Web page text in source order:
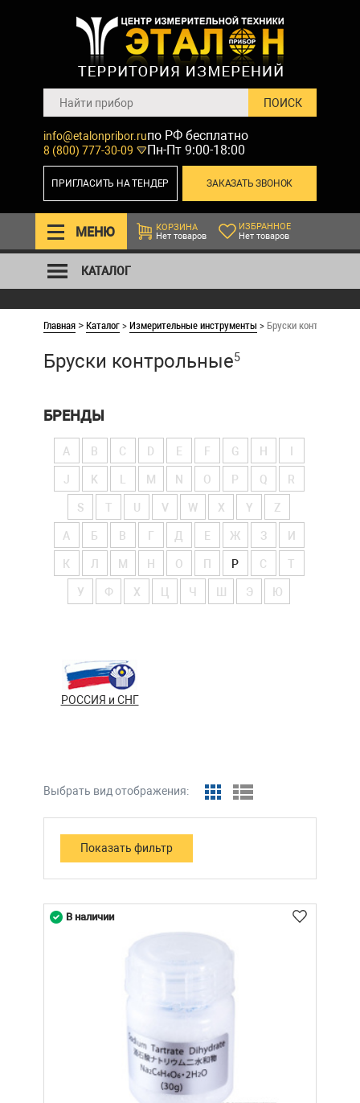
info@etalonpribor.ru
8 (800) 777-30-09
по РФ бесплатно
Пн-Пт 9:00-18:00
ЗАКАЗАТЬ ЗВОНОК
ПРИГЛАСИТЬ НА ТЕНДЕР
МЕНЮ
КОРЗИНА
Нет товаров
ИЗБРАННОЕ
Нет товаров
КАТАЛОГ
Главная >Каталог>Измерительные инструменты > Бруски контрольные
Бруски контрольные5
БРЕНДЫ
A B C D E F G H
J K M N O P Q R
S T V W X Y Z
А Б В Г Д Е Ж З И
К Л М Н О П Р С Т
У Ф Х Ч Э Ю
РОССИЯ и СНГ
Выбрать вид отображения:
В наличии